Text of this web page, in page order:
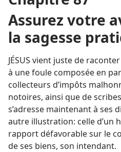
pratique
La Tour de Garde annonce le Royaume de Jéhovah 1989
Assurez votre
la sagesse
JÉSUS vient juste de
à une foule composée en
collecteurs d’impôts
notoires, ainsi que de
s’adresse maintenant à ses
autre illustration: celle d’un
rapport défavorable sur le
de ses biens, son intendant.